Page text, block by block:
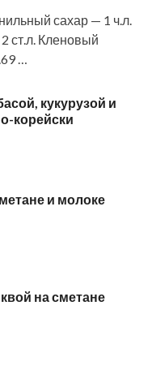
сахар — 1 ч.л.
ст.л. Кленовый
…
кукурузой и
корейски
и молоке
на сметане